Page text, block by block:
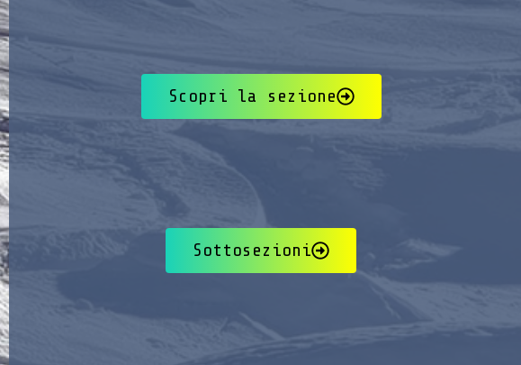
Scopri la sezione
Sottosezioni